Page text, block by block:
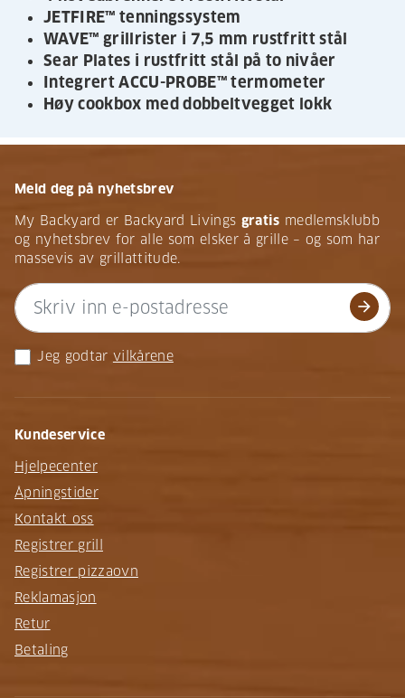
JETFIRE™ tenningssystem
WAVE™ grillrister i 7,5 mm rustfritt stål
Sear Plates i rustfritt stål på to nivåer
Integrert ACCU-PROBE™ termometer
Høy cookbox med dobbeltvegget lokk
Meld deg på nyhetsbrev
My Backyard er Backyard Livings gratis medlemsklubb
og nyhetsbrev for alle som elsker å grille – og som har
massevis av grillattitude.
arrow_forward
Jeg godtar vilkårene
Kundeservice
Hjelpecenter
Åpningstider
Kontakt oss
Registrer grill
Registrer pizzaovn
Reklamasjon
Retur
Betaling